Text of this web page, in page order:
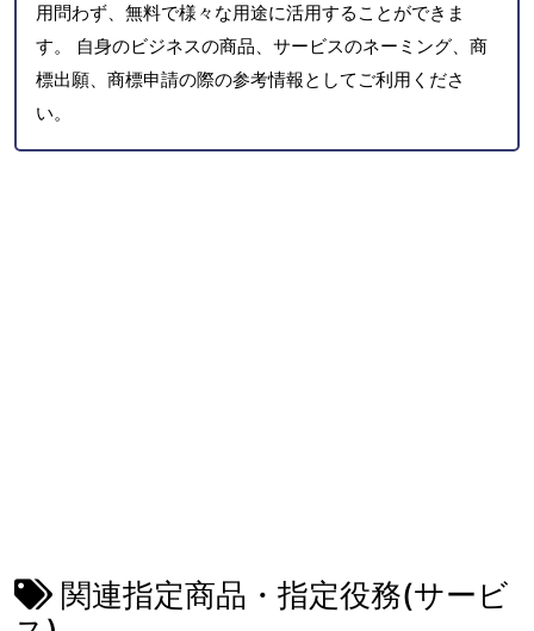
用問わず、無料で様々な用途に活用することができま
す。 自身のビジネスの商品、サービスのネーミング、商
標出願、商標申請の際の参考情報としてご利用くださ
い。
関連指定商品・指定役務(サービ